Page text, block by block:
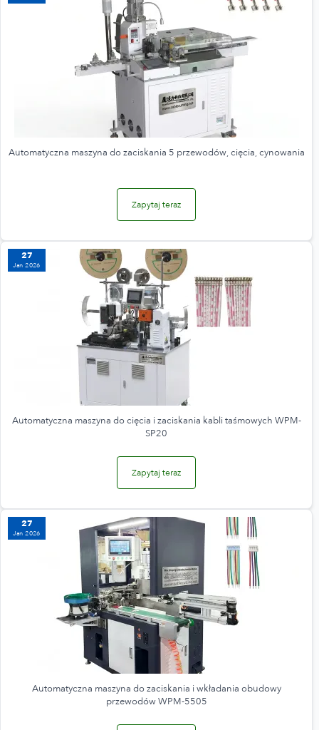
Automatyczna maszyna do zaciskania 5 przewodów, cięcia, cynowania
Zapytaj teraz
27
Jan 2026
Automatyczna maszyna do cięcia i zaciskania kabli taśmowych WPM-
SP20
Zapytaj teraz
27
Jan 2026
Automatyczna maszyna do zaciskania i wkładania obudowy
przewodów WPM-5505